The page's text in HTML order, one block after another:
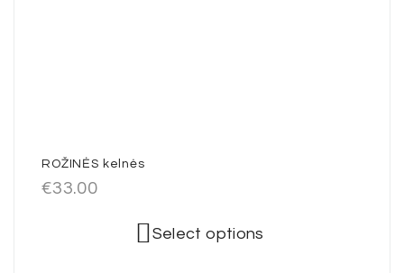
ROŽINĖS kelnės
€33.00
Select options